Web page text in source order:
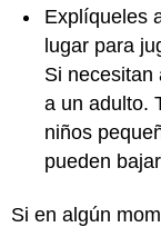
Explíqueles
lugar para
Si necesitan
a un adulto.
niños
pueden
Si en algún